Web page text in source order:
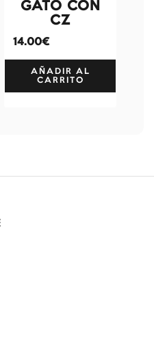
GATO CON
CZ
14.00€
AÑADIR AL
CARRITO